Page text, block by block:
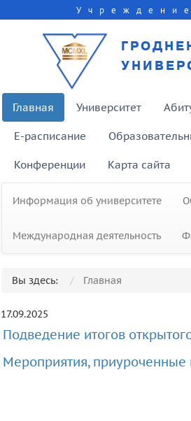
Главная Университет
E-расписание
Конференции Карта сайта
Информация об университете
Международная деятельность
Вы здесь: Главная
17.09.2025
Подведение итогов
Мероприятия,